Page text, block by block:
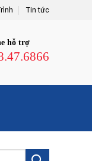
Tin tức
hỗ trợ